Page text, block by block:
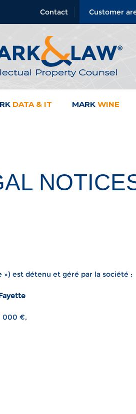
Contact Customer
DATA & IT MARK WINE
est détenu et géré par la société :
000 €,